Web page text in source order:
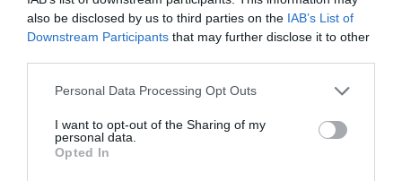
also be disclosed by us to third parties on the IAB’s List of
Downstream Participants that may further disclose it to other
Personal Data Processing Opt Outs
I want to opt-out of the Sharing of my
personal data.
Opted In
farmacias píldora del día después
Destacados